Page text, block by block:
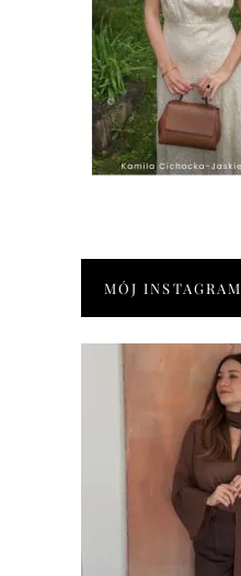
MÓJ INSTAGRAM